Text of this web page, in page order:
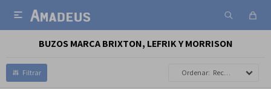

BUZOS MARCA BRIXTON, LEFRIK Y MORRISON
Recomendados